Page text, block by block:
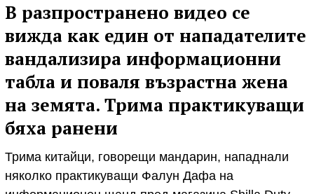
В разпространено видео се
вижда как един от нападателите
вандализира информационни
табла и поваля възрастна жена
на земята. Трима практикуващи
бяха ранени
Трима китайци, говорещи мандарин, нападнали
няколко практикуващи Фалун Дафа на